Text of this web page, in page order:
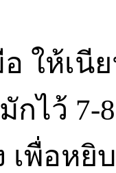
ให้เนี
ไว้ 7-
เพื่อห